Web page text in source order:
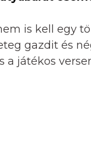
is kell egy
gazdit és
a játékos